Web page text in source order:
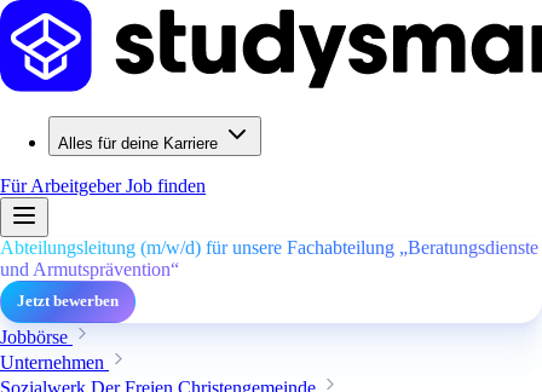
Alles für deine Karriere
Für ArbeitgeberJob finden
Abteilungsleitung (m/w/d) für unsere Fachabteilung „Beratungsdienste
und Armutsprävention“
Jetzt bewerben
Jobbörse
Unternehmen
Sozialwerk Der Freien Christengemeinde